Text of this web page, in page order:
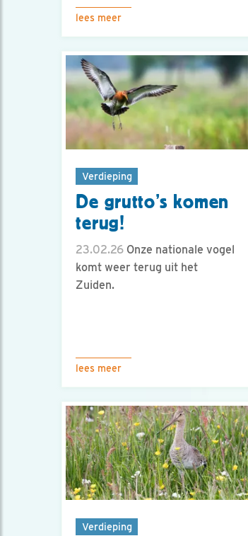
lees meer
Verdieping
De grutto’s komen
terug!
23.02.26 Onze nationale vogel
komt weer terug uit het
Zuiden.
lees meer
Verdieping